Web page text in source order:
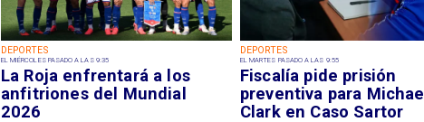
DEPORTES
EL MIÉRCOLES PASADO A LAS 9:35
La Roja enfrentará a los
anfitriones del Mundial
2026
DEPORTES
EL MARTES PASADO A LAS 9:55
Fiscalía pide prisión
preventiva para Michael
Clark en Caso Sartor